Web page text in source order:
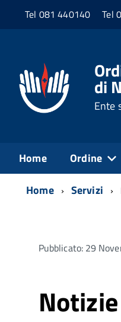
Tel 081 440140 Tel
di
Ente
Home Ordine
Home
Servizi
Pubblicato: 29